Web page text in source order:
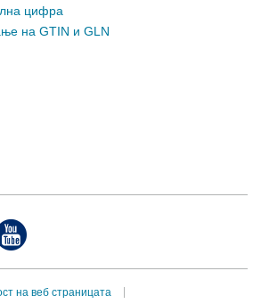
цифра
на GTIN и GLN
на веб страницата